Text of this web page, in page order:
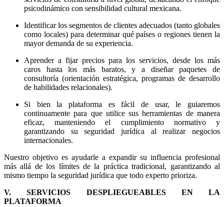
psicodinámico con sensibilidad cultural mexicana.
Identificar los segmentos de clientes adecuados (tanto globales
como locales) para determinar qué países o regiones tienen la
mayor demanda de su experiencia.
Aprender a fijar precios para los servicios, desde los más
caros hasta los más baratos, y a diseñar paquetes de
consultoría (orientación estratégica, programas de desarrollo
de habilidades relacionales).
Si bien la plataforma es fácil de usar, le guiaremos
continuamente para que utilice sus herramientas de manera
eficaz, manteniendo el cumplimiento normativo y
garantizando su seguridad jurídica al realizar negocios
internacionales.
Nuestro objetivo es ayudarle a expandir su influencia profesional
más allá de los límites de la práctica tradicional, garantizando al
mismo tiempo la seguridad jurídica que todo experto prioriza.
V. SERVICIOS DESPLIEGUEABLES EN LA
PLATAFORMA